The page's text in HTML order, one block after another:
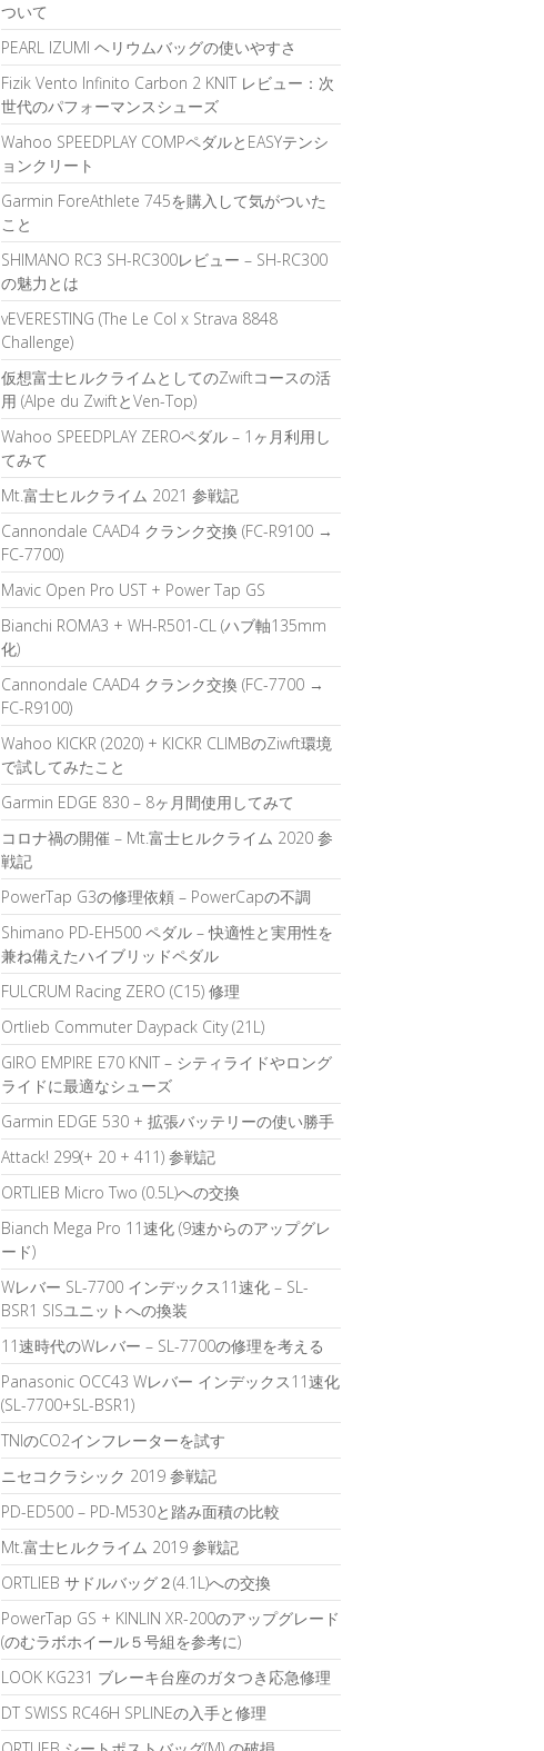
ついて
PEARL IZUMI ヘリウムバッグの使いやすさ
Fizik Vento Infinito Carbon 2 KNIT レビュー：次
世代のパフォーマンスシューズ
Wahoo SPEEDPLAY COMPペダルとEASYテンシ
ョンクリート
Garmin ForeAthlete 745を購入して気がついた
こと
SHIMANO RC3 SH-RC300レビュー – SH-RC300
の魅力とは
vEVERESTING (The Le Col x Strava 8848
Challenge)
仮想富士ヒルクライムとしてのZwiftコースの活
用 (Alpe du ZwiftとVen-Top)
Wahoo SPEEDPLAY ZEROペダル – 1ヶ月利用し
てみて
Mt.富士ヒルクライム 2021 参戦記
Cannondale CAAD4 クランク交換 (FC-R9100 →
FC-7700)
Mavic Open Pro UST + Power Tap GS
Bianchi ROMA3 + WH-R501-CL (ハブ軸135mm
化)
Cannondale CAAD4 クランク交換 (FC-7700 →
FC-R9100)
Wahoo KICKR (2020) + KICKR CLIMBのZiwft環境
で試してみたこと
Garmin EDGE 830 – 8ヶ月間使用してみて
コロナ禍の開催 – Mt.富士ヒルクライム 2020 参
戦記
PowerTap G3の修理依頼 – PowerCapの不調
Shimano PD-EH500 ペダル – 快適性と実用性を
兼ね備えたハイブリッドペダル
FULCRUM Racing ZERO (C15) 修理
Ortlieb Commuter Daypack City (21L)
GIRO EMPIRE E70 KNIT – シティライドやロング
ライドに最適なシューズ
Garmin EDGE 530 + 拡張バッテリーの使い勝手
Attack! 299(+ 20 + 411) 参戦記
ORTLIEB Micro Two (0.5L)への交換
Bianch Mega Pro 11速化 (9速からのアップグレ
ード)
Wレバー SL-7700 インデックス11速化 – SL-
BSR1 SISユニットへの換装
11速時代のWレバー – SL-7700の修理を考える
Panasonic OCC43 Wレバー インデックス11速化
(SL-7700+SL-BSR1)
TNIのCO2インフレーターを試す
ニセコクラシック 2019 参戦記
PD-ED500 – PD-M530と踏み面積の比較
Mt.富士ヒルクライム 2019 参戦記
ORTLIEB サドルバッグ２(4.1L)への交換
PowerTap GS + KINLIN XR-200のアップグレード
(のむラボホイール５号組を参考に)
LOOK KG231 ブレーキ台座のガタつき応急修理
DT SWISS RC46H SPLINEの入手と修理